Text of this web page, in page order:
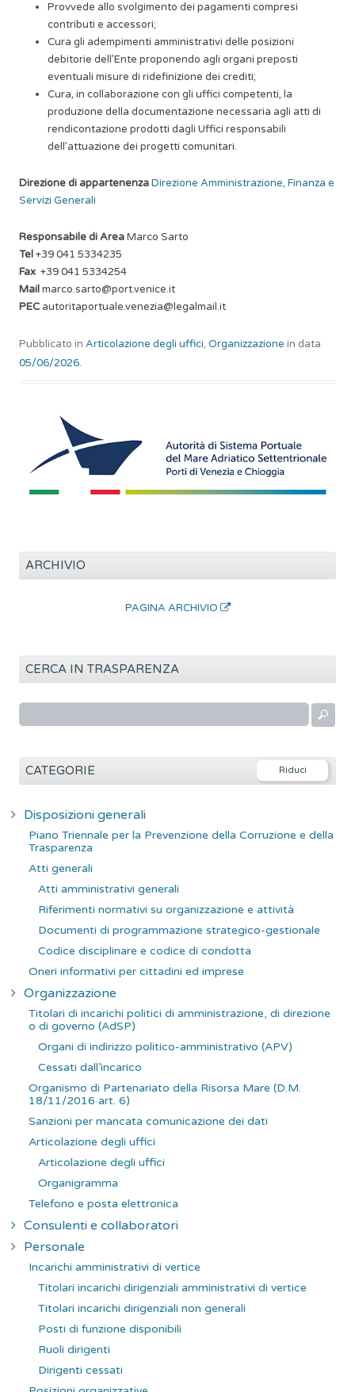
Provvede allo svolgimento dei pagamenti compresi
contributi e accessori;
Cura gli adempimenti amministrativi delle posizioni
debitorie dell’Ente proponendo agli organi preposti
eventuali misure di ridefinizione dei crediti;
Cura, in collaborazione con gli uffici competenti, la
produzione della documentazione necessaria agli atti di
rendicontazione prodotti dagli Uffici responsabili
dell’attuazione dei progetti comunitari.
Direzione di appartenenzaDirezione Amministrazione, Finanza e
Servizi Generali
Responsabile di AreaMarco Sarto
Tel+39 041 5334235
Fax +39 041 5334254
Mailmarco.sarto@port.venice.it
PEC autoritaportuale.venezia@legalmail.it
Pubblicato in Articolazione degli uffici, Organizzazione in data
05/06/2026.
ARCHIVIO
PAGINA ARCHIVIO
CERCA IN TRASPARENZA
r
CATEGORIE
Disposizioni generali
Piano Triennale per la Prevenzione della Corruzione e della
Trasparenza
Atti generali
Atti amministrativi generali
Riferimenti normativi su organizzazione e attività
Documenti di programmazione strategico-gestionale
Codice disciplinare e codice di condotta
Oneri informativi per cittadini ed imprese
Organizzazione
Titolari di incarichi politici di amministrazione, di direzione
o di governo (AdSP)
Organi di indirizzo politico-amministrativo (APV)
Cessati dall’incarico
Organismo di Partenariato della Risorsa Mare (D.M.
18/11/2016 art. 6)
Sanzioni per mancata comunicazione dei dati
Articolazione degli uffici
Articolazione degli uffici
Organigramma
Telefono e posta elettronica
Consulenti e collaboratori
Personale
Incarichi amministrativi di vertice
Titolari incarichi dirigenziali amministrativi di vertice
Titolari incarichi dirigenziali non generali
Posti di funzione disponibili
Ruoli dirigenti
Dirigenti cessati